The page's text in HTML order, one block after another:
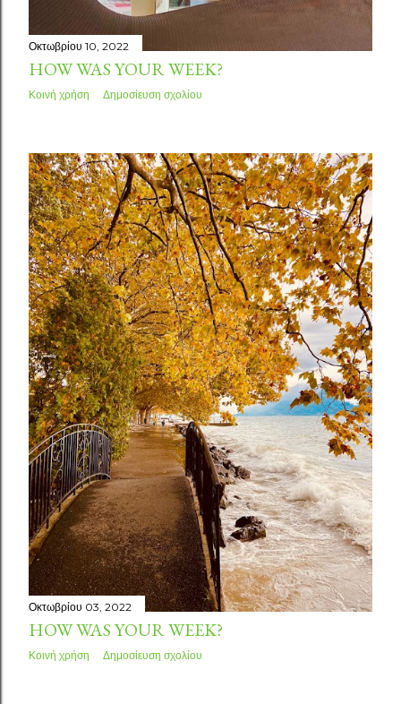
Οκτωβρίου 10, 2022
HOW WAS YOUR WEEK?
Κοινή χρήση Δημοσίευση σχολίου
Οκτωβρίου 03, 2022
HOW WAS YOUR WEEK?
Κοινή χρήση Δημοσίευση σχολίου